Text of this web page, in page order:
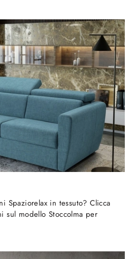
Spaziorelax in tessuto? Clicca
sul modello Stoccolma per